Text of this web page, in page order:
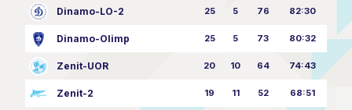
Dinamo-LO-2 25 5 76 82:30
Dinamo-Olimp 25 5 73 80:32
Zenit-UOR 20 10 64 74:43
Zenit-2 19 11 52 68:51